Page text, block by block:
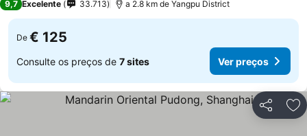
9,7 Excelente 33.713 a 2.8 km de Yangpu District
De € 125
Consulte os preços de 7 sites Ver preços
Partilhar